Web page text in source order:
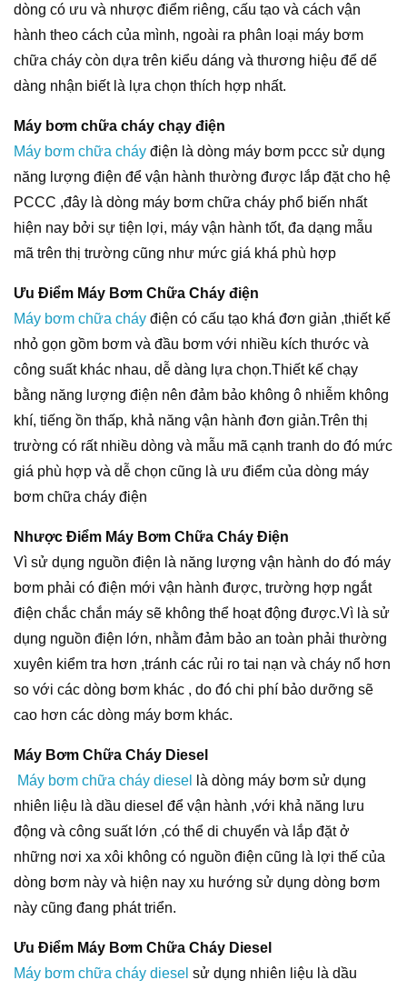
dòng có ưu và nhược điểm riêng, cấu tạo và cách vận
hành theo cách của mình, ngoài ra phân loại máy bơm
chữa cháy còn dựa trên kiểu dáng và thương hiệu để dể
dàng nhận biết là lựa chọn thích hợp nhất.
Máy bơm chữa cháy chạy điện
Máy bơm chữa cháy điện là dòng máy bơm pccc sử dụng
năng lượng điện để vận hành thường được lắp đặt cho hệ
PCCC ,đây là dòng máy bơm chữa cháy phổ biến nhất
hiện nay bởi sự tiện lợi, máy vận hành tốt, đa dạng mẫu
mã trên thị trường cũng như mức giá khá phù hợp
Ưu Điểm Máy Bơm Chữa Cháy điện
Máy bơm chữa cháy điện có cấu tạo khá đơn giản ,thiết kế
nhỏ gọn gồm bơm và đầu bơm với nhiều kích thước và
công suất khác nhau, dễ dàng lựa chọn.Thiết kế chạy
bằng năng lượng điện nên đảm bảo không ô nhiễm không
khí, tiếng ồn thấp, khả năng vận hành đơn giản.Trên thị
trường có rất nhiều dòng và mẫu mã cạnh tranh do đó mức
giá phù hợp và dễ chọn cũng là ưu điểm của dòng máy
bơm chữa cháy điện
Nhược Điểm Máy Bơm Chữa Cháy Điện
Vì sử dụng nguồn điện là năng lượng vận hành do đó máy
bơm phải có điện mới vận hành được, trường hợp ngắt
điện chắc chắn máy sẽ không thể hoạt động được.Vì là sử
dụng nguồn điện lớn, nhằm đảm bảo an toàn phải thường
xuyên kiểm tra hơn ,tránh các rủi ro tai nạn và cháy nổ hơn
so với các dòng bơm khác , do đó chi phí bảo dưỡng sẽ
cao hơn các dòng máy bơm khác.
Máy Bơm Chữa Cháy Diesel
Máy bơm chữa cháy diesel
là dòng máy bơm sử dụng
nhiên liệu là dầu diesel để vận hành ,với khả năng lưu
động và công suất lớn ,có thể di chuyển và lắp đặt ở
những nơi xa xôi không có nguồn điện cũng là lợi thế của
dòng bơm này và hiện nay xu hướng sử dụng dòng bơm
này cũng đang phát triển.
Ưu Điểm Máy Bơm Chữa Cháy Diesel
Máy bơm chữa cháy diesel sử dụng nhiên liệu là dầu